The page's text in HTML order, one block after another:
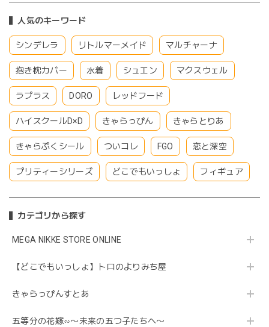
人気のキーワード
シンデレラ リトルマーメイド マルチャーナ
抱き枕カバー 水着 シュエン マクスウェル
ラプラス DORO レッドフード
ハイスクールD×D きゃらっぴん きゃらとりあ
きゃらぷくシール ついコレ FGO 恋と深空
プリティーシリーズ どこでもいっしょ フィギュア
カテゴリから探す
MEGA NIKKE STORE ONLINE
【どこでもいっしょ】トロのよりみち屋
きゃらっぴんすとあ
五等分の花嫁∽〜未来の五つ子たちへ〜